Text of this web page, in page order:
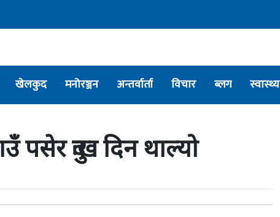
खेलकुद मनोरञ्जन अन्तर्वार्ता विचार ब्लग स्वास्थ्य
पसेर दुःख दिन थाल्यो